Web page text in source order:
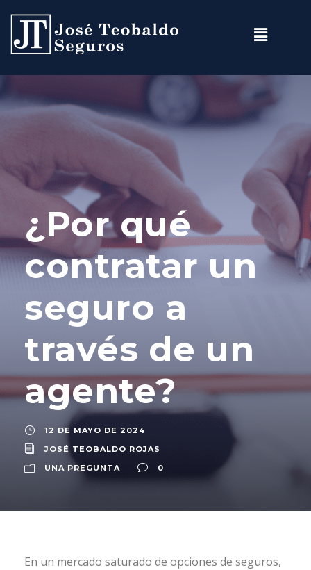
¿Por qué
contratar un
seguro a
través de un
agente?
12 DE MAYO DE 2024
JOSÉ TEOBALDO ROJAS
UNA PREGUNTA
0
En un mercado saturado de opciones de seguros,